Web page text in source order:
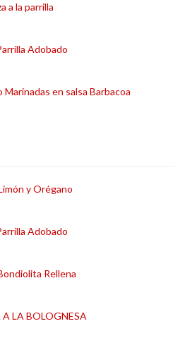
a la parrilla
Adobado
en salsa Barbacoa
y Orégano
Adobado
Rellena
LA BOLOGNESA